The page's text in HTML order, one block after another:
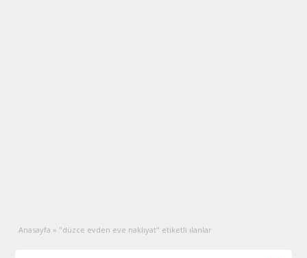
Anasayfa » "düzce evden eve nakliyat" etiketli ilanlar